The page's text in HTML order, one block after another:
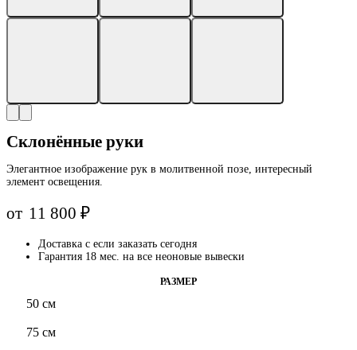
Склонённые руки
Элегантное изображение рук в молитвенной позе, интересный
элемент освещения.
от 11 800₽
Доставка с если заказать сегодня
Гарантия 18 мес. на все неоновые вывески
РАЗМЕР
50 см
75 см